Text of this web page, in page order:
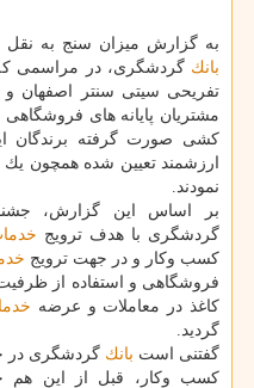
به گزارش میزان سنج به نقل
بانك گردشگری، در مراسمی
تفریحی سیتی سنتر اصفهان
مشتریان پایانه های فروشگاهی
كشی صورت گرفته برندگان
ارزشمند تعیین شده همچون یك
نمودند.
بر اساس این گزارش،
گردشگری با هدف ترویج
كسب وكار و در جهت ترویج
فروشگاهی و استفاده از
كاغذ در معاملات و عرضه
گردید.
گفتنی است بانك گردشگری در
كسب وكار، قبل از این هم